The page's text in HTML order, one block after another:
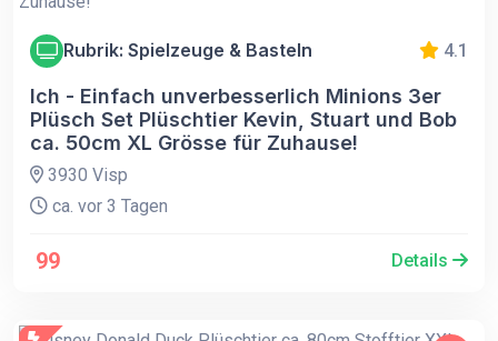
Rubrik: Spielzeuge & Basteln 4.1
Ich - Einfach unverbesserlich Minions 3er
Plüsch Set Plüschtier Kevin, Stuart und Bob
ca. 50cm XL Grösse für Zuhause!
3930 Visp
ca. vor 3 Tagen
99 Details